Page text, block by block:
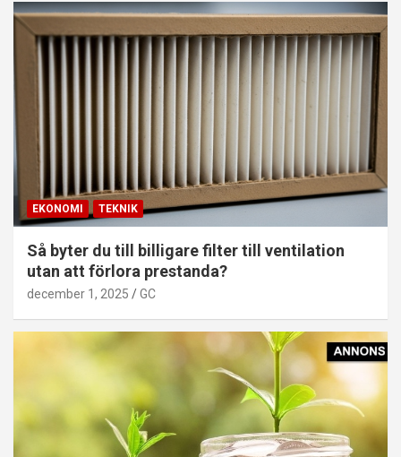
EKONOMI TEKNIK
Så byter du till billigare filter till ventilation
utan att förlora prestanda?
december 1, 2025 GC